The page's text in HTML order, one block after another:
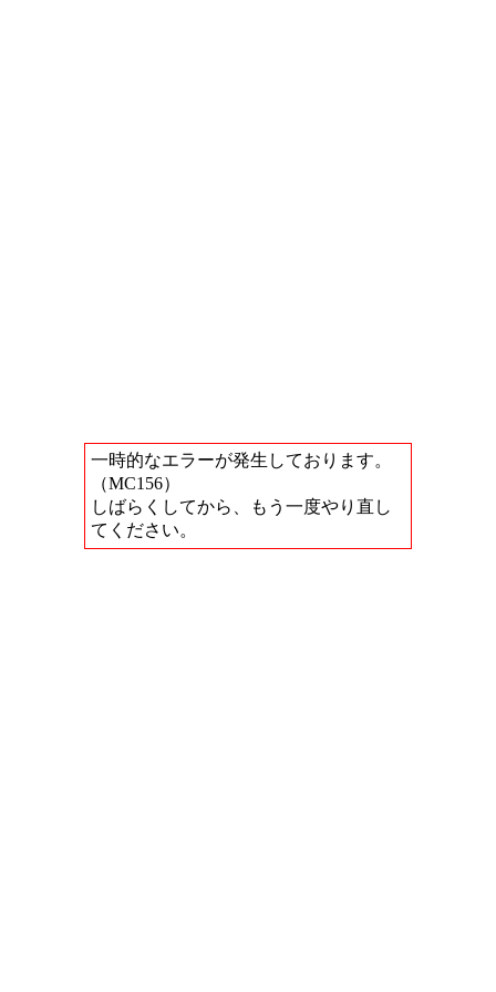
一時的なエラーが発生しております。
（MC156）
しばらくしてから、もう一度やり直し
てください。